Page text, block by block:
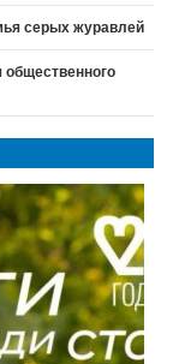
серых журавлей